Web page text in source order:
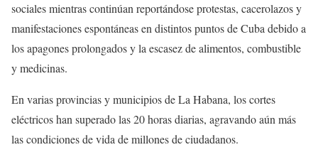
sociales mientras continúan reportándose protestas, cacerolazos y
manifestaciones espontáneas en distintos puntos de Cuba debido a
los apagones prolongados y la escasez de alimentos, combustible
y medicinas.
En varias provincias y municipios de La Habana, los cortes
eléctricos han superado las 20 horas diarias, agravando aún más
las condiciones de vida de millones de ciudadanos.